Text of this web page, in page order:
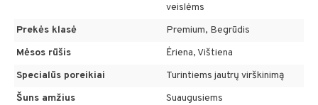
veislėms
Prekės klasė
Premium, Begrūdis
Mėsos rūšis
Ėriena, Vištiena
Specialūs poreikiai
Turintiems jautrų virškinimą
Šuns amžius
Suaugusiems